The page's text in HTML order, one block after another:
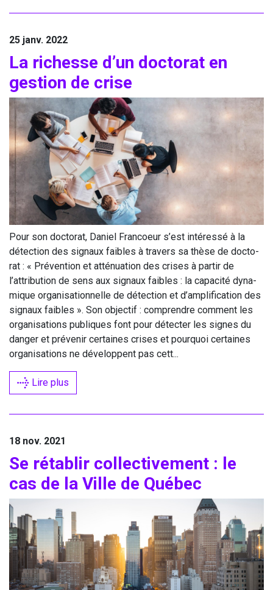
25 janv. 2022
La richesse d’un doc­to­rat en
ges­tion de crise
Pour son doc­to­rat, Daniel Fran­coeur s’est inté­res­sé à la
détec­tion des signaux faibles à tra­vers sa thèse de doc­to­
rat : « Pré­ven­tion et atté­nua­tion des crises à par­tir de
l’attribution de sens aux signaux faibles : la capa­ci­té dyna­
mique orga­ni­sa­tion­nelle de détec­tion et d’amplification des
signaux faibles ». Son objec­tif : com­prendre com­ment les
orga­ni­sa­tions publiques font pour détec­ter les signes du
dan­ger et pré­ve­nir cer­taines crises et pour­quoi cer­taines
orga­ni­sa­tions ne déve­loppent pas cett...
Lire plus
18 nov. 2021
Se réta­blir col­lec­ti­ve­ment : le
cas de la Ville de Québec